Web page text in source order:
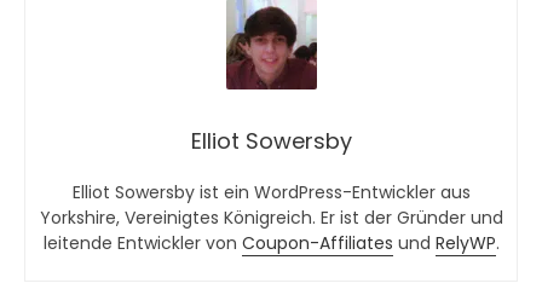
Elliot Sowersby
Elliot Sowersby ist ein WordPress-Entwickler aus
Yorkshire, Vereinigtes Königreich. Er ist der Gründer und
leitende Entwickler von Coupon-Affiliates und RelyWP.